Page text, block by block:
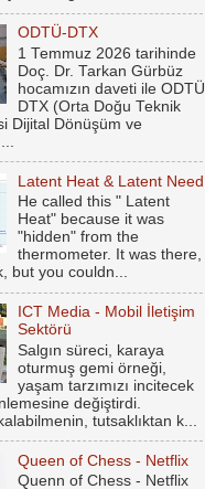
ODTÜ-DTX
1 Temmuz 2026 tarihinde
Doç. Dr. Tarkan Gürbüz
hocamızın daveti ile ODTÜ
DTX (Orta Doğu Teknik
Dijital Dönüşüm ve
Latent Heat & Latent Need
He called this " Latent
Heat" because it was
"hidden" from the
thermometer. It was there,
but you couldn...
ICT Media - Mobil İletişim
Sektörü
Salgın süreci, karaya
oturmuş gemi örneği,
yaşam tarzımızı incitecek
değiştirdi.
tutsaklıktan k...
Queen of Chess - Netflix
Quenn of Chess - Netflix